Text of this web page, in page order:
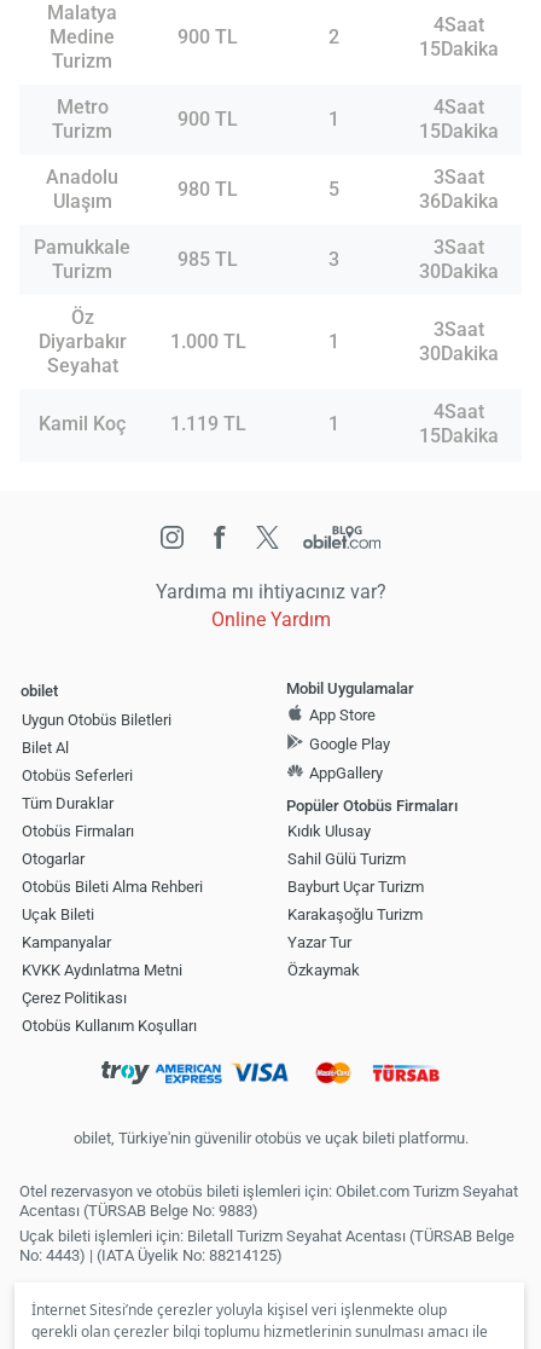
İnternet Sitesi’nde çerezler yoluyla kişisel veri işlenmekte olup
gerekli olan çerezler bilgi toplumu hizmetlerinin sunulması amacı ile
Malatya
Medine
Turizm
900 TL 2
4Saat
15Dakika
Metro
Turizm
900 TL 1
4Saat
15Dakika
Anadolu
Ulaşım
980 TL 5
3Saat
36Dakika
Pamukkale
Turizm
985 TL 3
3Saat
30Dakika
Öz
Diyarbakır
Seyahat
1.000 TL 1
3Saat
30Dakika
Kamil Koç 1.119 TL 1
4Saat
15Dakika
Yardıma mı ihtiyacınız var?
Online Yardım
obilet
Uygun Otobüs Biletleri
Bilet Al
Otobüs Seferleri
Tüm Duraklar
Otobüs Firmaları
Otogarlar
Otobüs Bileti Alma Rehberi
Uçak Bileti
Kampanyalar
KVKK Aydınlatma Metni
Çerez Politikası
Otobüs Kullanım Koşulları
Mobil Uygulamalar
App Store
Google Play
AppGallery
Popüler Otobüs Firmaları
Kıdık Ulusay
Sahil Gülü Turizm
Bayburt Uçar Turizm
Karakaşoğlu Turizm
Yazar Tur
Özkaymak
obilet, Türkiye'nin güvenilir otobüs ve uçak bileti platformu.
Otel rezervasyon ve otobüs bileti işlemleri için: Obilet.com Turizm Seyahat
Acentası (TÜRSAB Belge No: 9883)
Uçak bileti işlemleri için: Biletall Turizm Seyahat Acentası (TÜRSAB Belge
No: 4443) | (IATA Üyelik No: 88214125)